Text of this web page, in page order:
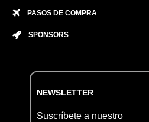
PASOS DE COMPRA
SPONSORS
NEWSLETTER
Suscríbete a nuestro